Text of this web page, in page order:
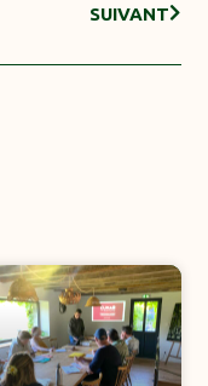
SUIVANT